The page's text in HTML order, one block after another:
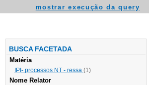
mostrar execução da query
BUSCA FACETADA
Matéria
IPI- processos NT - ressa (1)
Nome Relator